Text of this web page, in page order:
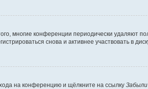
многие конференции периодически удаляют
снова и активнее участвовать в
на конференцию и щёлкните на ссылку